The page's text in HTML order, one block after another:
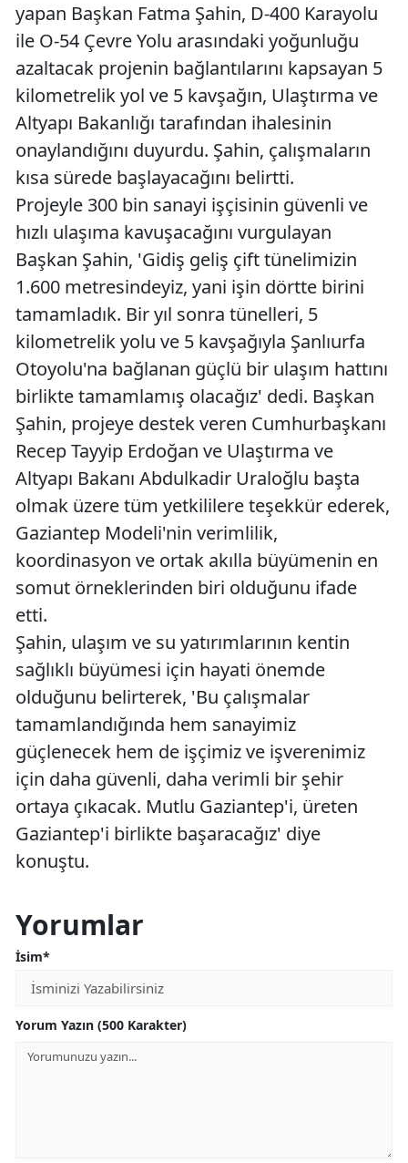
yapan Başkan Fatma Şahin, D-400 Karayolu
ile O-54 Çevre Yolu arasındaki yoğunluğu
azaltacak projenin bağlantılarını kapsayan 5
kilometrelik yol ve 5 kavşağın, Ulaştırma ve
Altyapı Bakanlığı tarafından ihalesinin
onaylandığını duyurdu. Şahin, çalışmaların
kısa sürede başlayacağını belirtti.
Projeyle 300 bin sanayi işçisinin güvenli ve
hızlı ulaşıma kavuşacağını vurgulayan
Başkan Şahin, 'Gidiş geliş çift tünelimizin
1.600 metresindeyiz, yani işin dörtte birini
tamamladık. Bir yıl sonra tünelleri, 5
kilometrelik yolu ve 5 kavşağıyla Şanlıurfa
Otoyolu'na bağlanan güçlü bir ulaşım hattını
birlikte tamamlamış olacağız' dedi. Başkan
Şahin, projeye destek veren Cumhurbaşkanı
Recep Tayyip Erdoğan ve Ulaştırma ve
Altyapı Bakanı Abdulkadir Uraloğlu başta
olmak üzere tüm yetkililere teşekkür ederek,
Gaziantep Modeli'nin verimlilik,
koordinasyon ve ortak akılla büyümenin en
somut örneklerinden biri olduğunu ifade
etti.
Şahin, ulaşım ve su yatırımlarının kentin
sağlıklı büyümesi için hayati önemde
olduğunu belirterek, 'Bu çalışmalar
tamamlandığında hem sanayimiz
güçlenecek hem de işçimiz ve işverenimiz
için daha güvenli, daha verimli bir şehir
ortaya çıkacak. Mutlu Gaziantep'i, üreten
Gaziantep'i birlikte başaracağız' diye
konuştu.
Yorumlar
İsim*
Yorum Yazın (500 Karakter)